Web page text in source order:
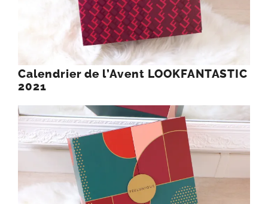
Calendrier de l’Avent LOOKFANTASTIC
2021